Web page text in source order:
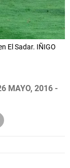
El Sadar. IÑIGO
MAYO, 2016 -